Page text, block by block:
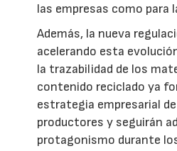
las empresas como para
Además, la nueva
acelerando esta
la trazabilidad de los
contenido reciclado ya
estrategia empresarial
productores y seguirán
protagonismo durante